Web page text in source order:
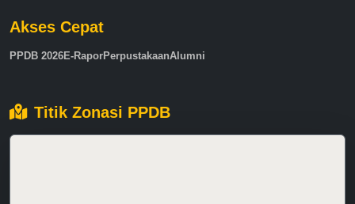
Akses Cepat
PPDB 2026E-RaporPerpustakaanAlumni
Titik Zonasi PPDB